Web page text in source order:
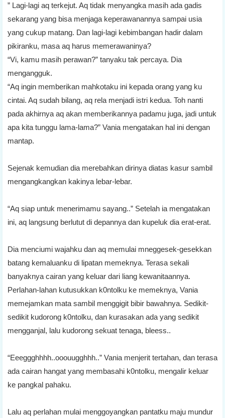
” Lagi-lagi aq terkejut. Aq tidak menyangka masih ada gadis
sekarang yang bisa menjaga keperawanannya sampai usia
yang cukup matang. Dan lagi-lagi kebimbangan hadir dalam
pikiranku, masa aq harus memerawaninya?
“Vi, kamu masih perawan?” tanyaku tak percaya. Dia
mengangguk.
“Aq ingin memberikan mahkotaku ini kepada orang yang ku
cintai. Aq sudah bilang, aq rela menjadi istri kedua. Toh nanti
pada akhirnya aq akan memberikannya padamu juga, jadi untuk
apa kita tunggu lama-lama?” Vania mengatakan hal ini dengan
mantap.
Sejenak kemudian dia merebahkan dirinya diatas kasur sambil
mengangkangkan kakinya lebar-lebar.
“Aq siap untuk menerimamu sayang..” Setelah ia mengatakan
ini, aq langsung berlutut di depannya dan kupeluk dia erat-erat.
Dia menciumi wajahku dan aq memulai mneggesek-gesekkan
batang kemaluanku di lipatan memeknya. Terasa sekali
banyaknya cairan yang keluar dari liang kewanitaannya.
Perlahan-lahan kutusukkan k0ntolku ke memeknya, Vania
memejamkan mata sambil menggigit bibir bawahnya. Sedikit-
sedikit kudorong k0ntolku, dan kurasakan ada yang sedikit
mengganjal, lalu kudorong sekuat tenaga, bleess..
“Eeeggghhhh..ooouugghhh..” Vania menjerit tertahan, dan terasa
ada cairan hangat yang membasahi k0ntolku, mengalir keluar
ke pangkal pahaku.
Lalu aq perlahan mulai menggoyangkan pantatku maju mundur